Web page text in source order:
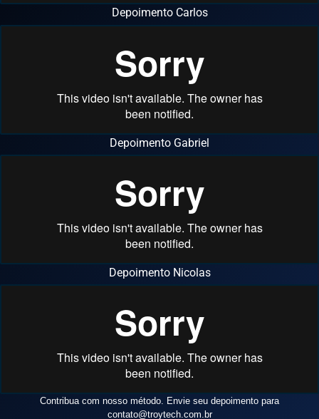
Depoimento Carlos
Depoimento Gabriel
Depoimento Nicolas
Contribua com nosso método. Envie seu depoimento para
contato@troytech.com.br